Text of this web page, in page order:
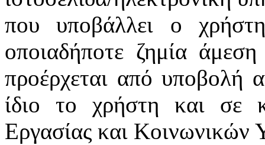
που υποβάλλει ο
οποιαδήποτε ζημία
προέρχεται από υποβολή
ίδιο το χρήστη και σε
Εργασίας και Κοινωνικών